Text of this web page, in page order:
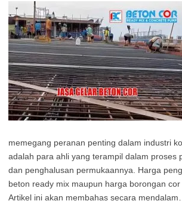
memegang peranan penting dalam industri
adalah para ahli yang terampil dalam proses
dan penghalusan permukaannya. Harga
beton ready mix maupun harga borongan cor
Artikel ini akan membahas secara mendalam…